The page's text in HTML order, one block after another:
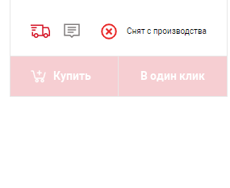
Купить В один клик